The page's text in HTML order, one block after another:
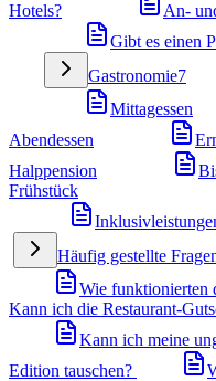
Hotels?
An-
Gibt es einen
Gastronomie7
Mittagessen
Abendessen
Halppension
Frühstück
Häufig gestellte
Wie funktionierten
Kann ich die Restaurant-
Kann ich meine
Edition tauschen?